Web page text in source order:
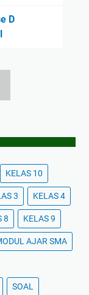
D
KELAS 10
3 KELAS 4
8 KELAS 9
AJAR SMA
SOAL